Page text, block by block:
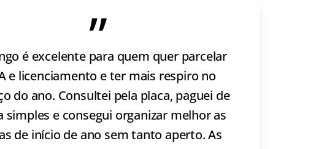
”
é excelente para quem quer parcelar
e licenciamento e ter mais respiro no
do ano. Consultei pela placa, paguei de
simples e consegui organizar melhor as
de início de ano sem tanto aperto. As